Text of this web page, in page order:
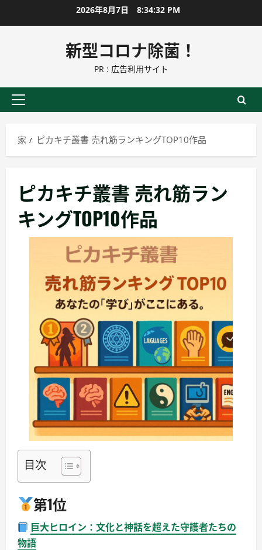
ン
に
2026年8月7日 8:34:33 PM
新型コロナ除菌！
PR : 広告利用サイト
プ
イ
メ
ニ
ュ
家 ピカキチ叢書 売れ筋ランキングTOP10作品
ピカキチ叢書 売れ筋ラン
キングTOP10作品
目次
第1位
巨大ヒロイン：文化と神話を超えた守護者たちの
物語